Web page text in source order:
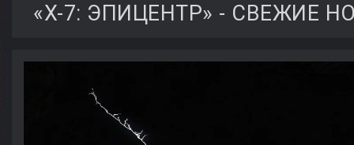
«X-7: ЭПИЦЕНТР» - СВЕЖИЕ